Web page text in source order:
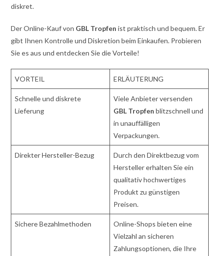
diskret.
Der Online-Kauf von GBL Tropfen ist praktisch und bequem. Er
gibt Ihnen Kontrolle und Diskretion beim Einkaufen. Probieren
Sie es aus und entdecken Sie die Vorteile!
VORTEIL ERLÄUTERUNG
Schnelle und diskrete
Lieferung
Viele Anbieter versenden
GBL Tropfen blitzschnell und
in unauffälligen
Verpackungen.
Direkter Hersteller-Bezug
Durch den Direktbezug vom
Hersteller erhalten Sie ein
qualitativ hochwertiges
Produkt zu günstigen
Preisen.
Sichere Bezahlmethoden
Online-Shops bieten eine
Vielzahl an sicheren
Zahlungsoptionen, die Ihre